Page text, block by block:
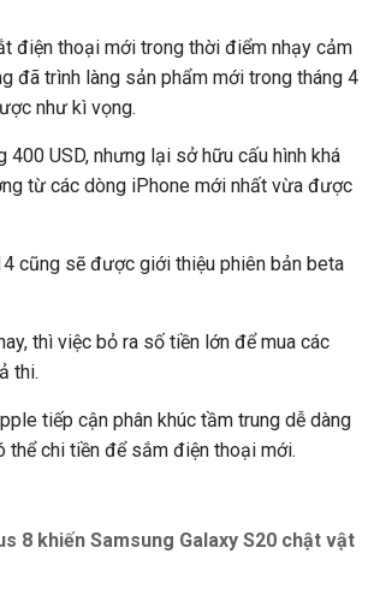
điện thoại mới trong thời điểm nhạy cảm
đã trình làng sản phẩm mới trong tháng 4
như kì vọng.
USD, nhưng lại sở hữu cấu hình khá
từ các dòng iPhone mới nhất vừa được
cũng sẽ được giới thiệu phiên bản beta
thì việc bỏ ra số tiền lớn để mua các
thi.
tiếp cận phân khúc tầm trung dễ dàng
thể chi tiền để sắm điện thoại mới.
8 khiến Samsung Galaxy S20 chật vật